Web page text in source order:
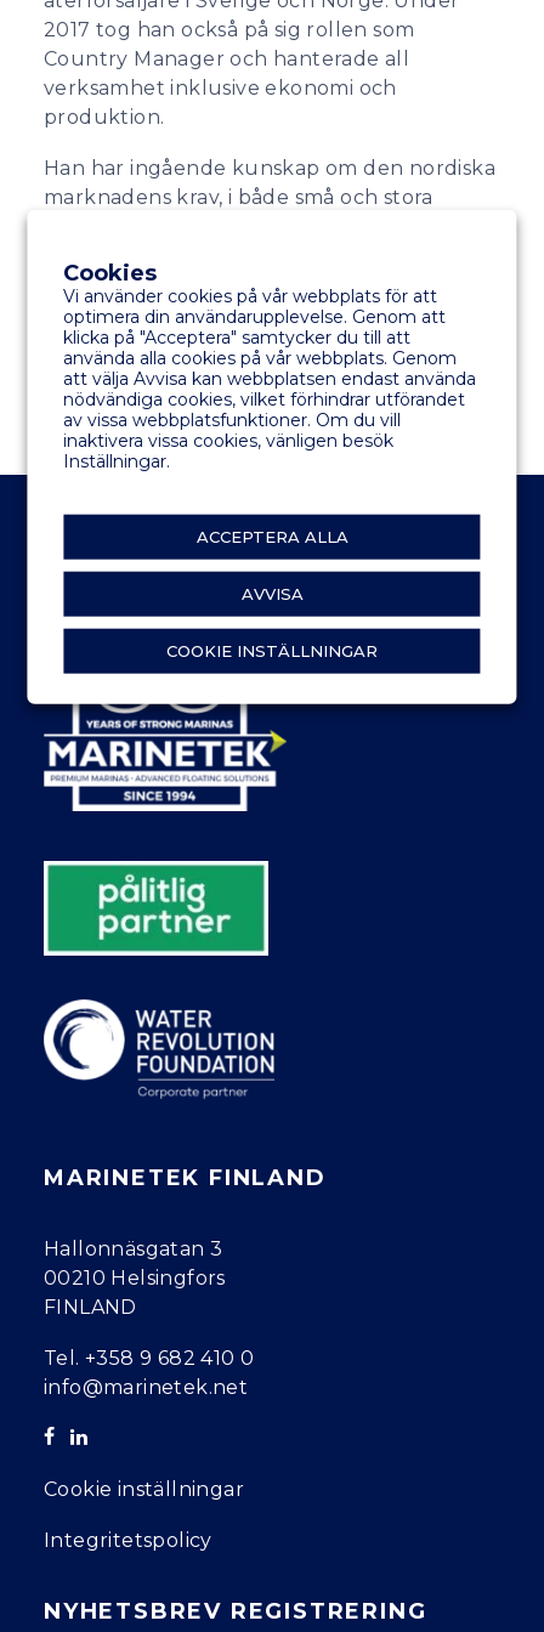
2017 tog han också på sig rollen som
Country Manager och hanterade all
verksamhet inklusive ekonomi och
produktion.
Han har ingående kunskap om den nordiska
marknadens krav, i både små och stora
bred erfarenhet och förståelse för alla
aspekter av värdekedjan, vilket möjliggör en
förmåga att framgångsrikt leda
nyckelfärdiga projekt.
MARINETEK FINLAND
Hallonnäsgatan 3
00210 Helsingfors
FINLAND
Tel. +358 9 682 410 0
info@marinetek.net
Cookie inställningar
Integritetspolicy
NYHETSBREV REGISTRERING
Cookies
Vi använder cookies på vår webbplats för att
optimera din användarupplevelse. Genom att
klicka på "Acceptera" samtycker du till att
använda alla cookies på vår webbplats. Genom
att välja Avvisa kan webbplatsen endast använda
nödvändiga cookies, vilket förhindrar utförandet
av vissa webbplatsfunktioner. Om du vill
inaktivera vissa cookies, vänligen besök
Inställningar.
ACCEPTERA ALLA
AVVISA
COOKIE INSTÄLLNINGAR